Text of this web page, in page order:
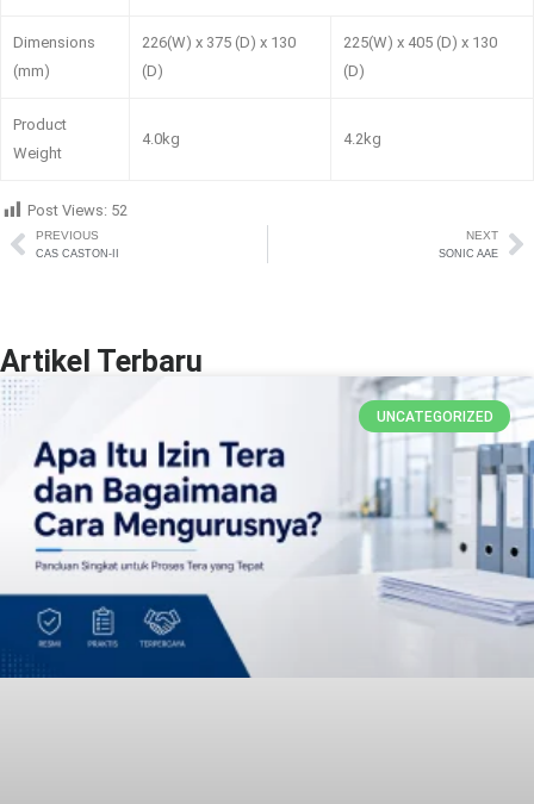
Dimensions
(mm)
226(W) x 375 (D) x 130
(D)
225(W) x 405 (D) x 130
(D)
Product
Weight
4.0kg 4.2kg
Post Views: 52
PREVIOUS
CAS CASTON-II
NEXT
SONIC AAE
Artikel Terbaru
UNCATEGORIZED